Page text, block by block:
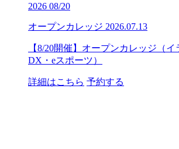
2026 08/20
オープンカレッジ 2026.07.13
【8/20開催】オープンカレッジ（イ
DX・eスポーツ）
詳細はこちら 予約する